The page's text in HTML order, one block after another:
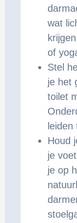
wat
of
Stel
je het
toilet
Houd
je
je op